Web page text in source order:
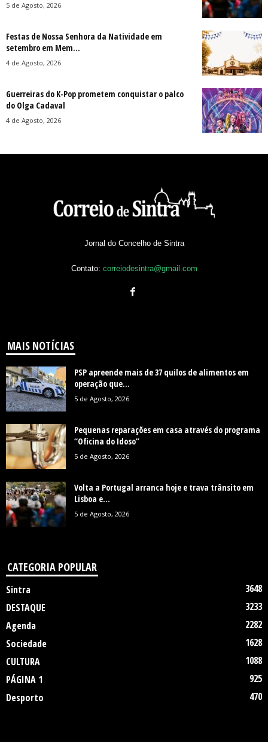
5 de Agosto, 2026
Festas de Nossa Senhora da Natividade em
setembro em Mem...
4 de Agosto, 2026
Guerreiras do K-Pop prometem conquistar o palco
do Olga Cadaval
4 de Agosto, 2026
Jornal do Concelho de Sintra
Contato: correiodesintra@gmail.com
MAIS NOTÍCIAS
PSP apreende mais de 37 quilos de alimentos em
operação que...
5 de Agosto, 2026
Pequenas reparações em casa através do programa
“Oficina do Idoso”
5 de Agosto, 2026
Volta a Portugal arranca hoje e trava trânsito em
Lisboa e...
5 de Agosto, 2026
CATEGORIA POPULAR
Sintra
3648
DESTAQUE
3233
Agenda
2282
Sociedade
1628
CULTURA
1088
PÁGINA 1
925
Desporto
470